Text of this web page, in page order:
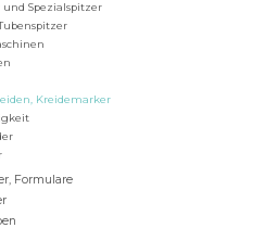
Spezialspitzer
Kreidemarker
Formulare